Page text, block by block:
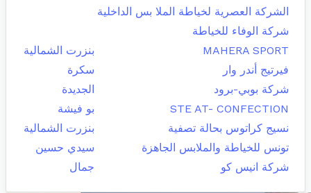
الشركة العصرية لخياطة الملا بس الداخلية
شركة الوفاء للخياطة
MAHERA SPORT
بنزرت الشمالية
فيرتيج أندر وار
سكرة
شركة بوبي-برود
الجديدة
STE AT- CONFECTION
بو فيشة
نسيج كراتوس بحالة تصفية
بنزرت الشمالية
تونس للخياطة والملابس الجاهزة
سيدي حسين
شركة انيس كو
جمال